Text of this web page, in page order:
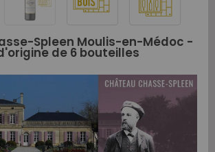
Spleen Moulis-en-Médoc -
de 6 bouteilles